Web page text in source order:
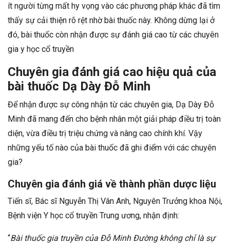
ít người từng mất hy vọng vào các phương pháp khác đã tìm
thấy sự cải thiện rõ rệt nhờ bài thuốc này. Không dừng lại ở
đó, bài thuốc còn nhận được sự đánh giá cao từ các chuyên
gia y học cổ truyền
Chuyên gia đánh giá cao hiệu quả của
bài thuốc Dạ Dày Đỗ Minh
Để nhận được sự công nhận từ các chuyên gia, Dạ Dày Đỗ
Minh đã mang đến cho bệnh nhân một giải pháp điều trị toàn
diện, vừa điều trị triệu chứng và nâng cao chính khí. Vậy
những yếu tố nào của bài thuốc đã ghi điểm với các chuyên
gia?
Chuyên gia đánh giá về thành phần dược liệu
Tiến sĩ, Bác sĩ Nguyễn Thị Vân Anh, Nguyên Trưởng khoa Nội,
Bệnh viện Y học cổ truyền Trung ương, nhận định:
“Bài thuốc gia truyền của Đỗ Minh Đường không chỉ là sự